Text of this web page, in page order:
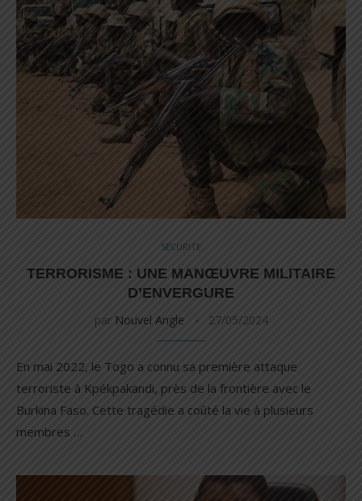
SECURITE
TERRORISME : UNE MANŒUVRE MILITAIRE
D’ENVERGURE
par Nouvel Angle 27/05/2024
En mai 2022, le Togo a connu sa première attaque
terroriste à Kpékpakandi, près de la frontière avec le
Burkina Faso. Cette tragédie a coûté la vie à plusieurs
membres …